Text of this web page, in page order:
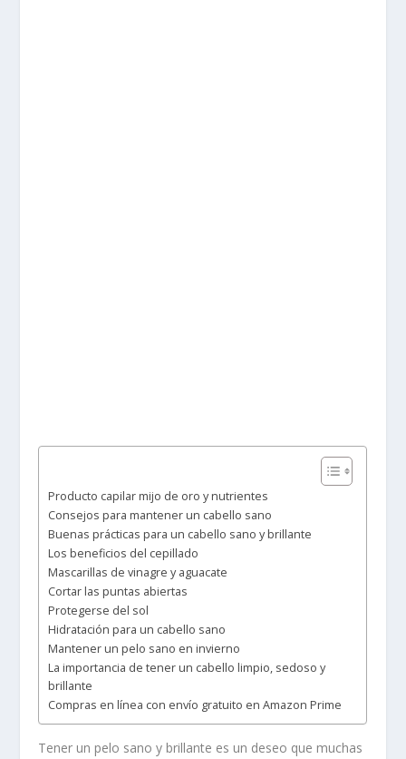
Producto capilar mijo de oro y nutrientes
Consejos para mantener un cabello sano
Buenas prácticas para un cabello sano y brillante
Los beneficios del cepillado
Mascarillas de vinagre y aguacate
Cortar las puntas abiertas
Protegerse del sol
Hidratación para un cabello sano
Mantener un pelo sano en invierno
La importancia de tener un cabello limpio, sedoso y
brillante
Compras en línea con envío gratuito en Amazon Prime
Tener un pelo sano y brillante es un deseo que muchas